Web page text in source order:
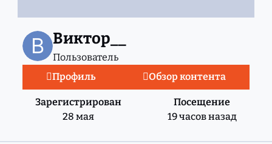
Виктор__
Пользователь
Зарегистрирован
28 мая
Посещение
19 часов назад
Профиль Обзор контента